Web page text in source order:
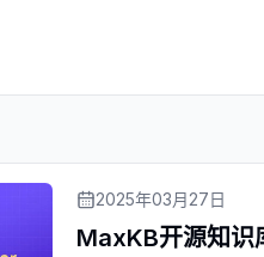
2025年03月27日
MaxKB开源知识